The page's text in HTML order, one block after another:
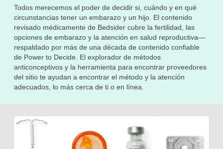
Todos merecemos el poder de decidir si, cuándo y en qué
circunstancias tener un embarazo y un hijo. El contenido
revisado médicamente de Bedsider cubre la fertilidad, las
opciones de embarazo y la atención en salud reproductiva—
respaldado por más de una década de contenido confiable
de Power to Decide. El explorador de métodos
anticonceptivos y la herramienta para encontrar proveedores
del sitio te ayudan a encontrar el método y la atención
adecuados, lo más cerca de ti o en línea.